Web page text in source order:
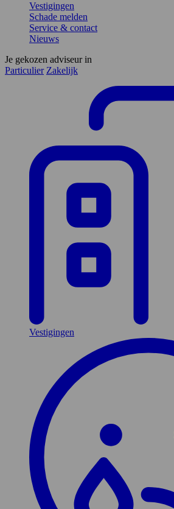
Vestigingen
Schade melden
Service & contact
Nieuws
Je gekozen adviseur in
Particulier Zakelijk
Vestigingen